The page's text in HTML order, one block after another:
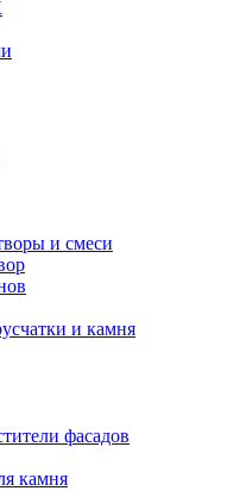
и смеси
и камня
фасадов
камня